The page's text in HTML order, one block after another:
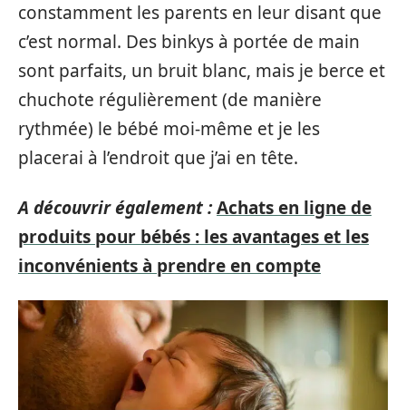
constamment les parents en leur disant que
c’est normal. Des binkys à portée de main
sont parfaits, un bruit blanc, mais je berce et
chuchote régulièrement (de manière
rythmée) le bébé moi-même et je les
placerai à l’endroit que j’ai en tête.
A découvrir également :Achats en ligne de
produits pour bébés : les avantages et les
inconvénients à prendre en compte